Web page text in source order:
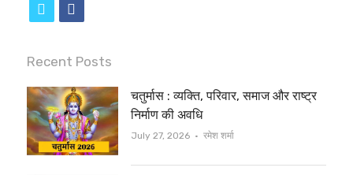
i
t
t
e
r
c
e
b
o
o
Recent Posts
चतुर्मास : व्यक्ति, परिवार, समाज और राष्ट्र
निर्माण की अवधि
July 27, 2026 Author
रमेश शर्मा